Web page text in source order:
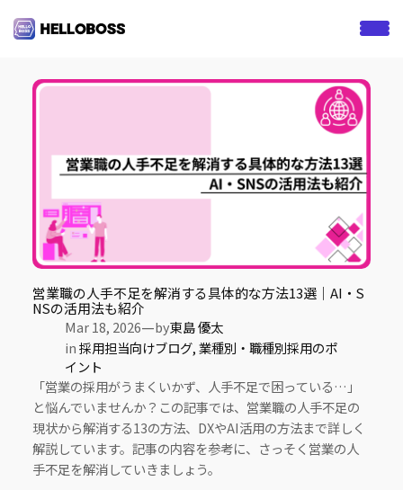
Tag:営業採用
営業職の人手不足を解消する具体的な方法13選｜AI・S
NSの活用法も紹介
Mar 18, 2026—by東島 優太
in採用担当向けブログ, 業種別・職種別採用のポ
イント
「営業の採用がうまくいかず、人手不足で困っている…」
と悩んでいませんか？この記事では、営業職の人手不足の
現状から解消する13の方法、DXやAI活用の方法まで詳しく
解説しています。記事の内容を参考に、さっそく営業の人
手不足を解消していきましょう。